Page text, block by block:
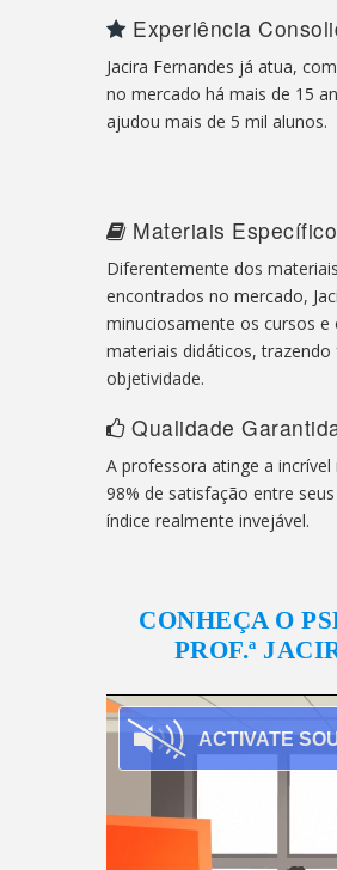
Experiência
Jacira Fernandes já atua,
no mercado há mais de 15
ajudou mais de 5 mil alunos.
Materiais
Diferentemente dos materiais
encontrados no mercado,
minuciosamente os cursos e
materiais didáticos, trazendo
objetividade.
Qualidade
A professora atinge a incrível
98% de satisfação entre
índice realmente invejável.
CONHEÇA O
PROF.ª